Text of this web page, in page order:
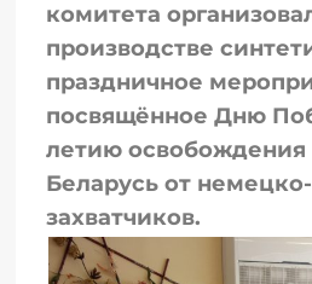
комитета
производстве
праздничное
посвящённое Дню
летию освобождения
Беларусь от
захватчиков.